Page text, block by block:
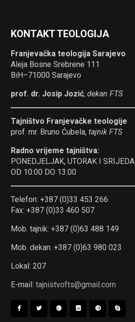
KONTAKT TEOLOGIJA
Franjevačka teologija Sarajevo
Aleja Bosne Srebrene 111
BiH–71000 Sarajevo
prof. dr. Josip Jozić,dekan FTS
Tajništvo Franjevačke teologije
prof. mr. Bruno Ćubela,tajnik FTS
Radno vrijeme tajništva:
PONEDJELJAK, UTORAK I SRIJEDA
OD 10:00 DO 13:00
Telefon: +387 (0)33 453 266
Fax: +387 (0)33 460 507
Mob. tajnik: +387 (0)63 488 149
Mob. dekan: +387 (0)63 980 023
Lokal: 207
E-mail:tajnistvofts@gmail.com